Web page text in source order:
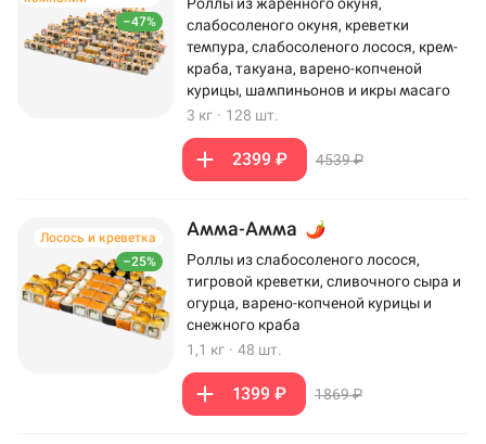
–47%
слабосоленого окуня, креветки
темпура, слабосоленого лосося, крем-
краба, такуана, варено-копченой
курицы, шампиньонов и икры масаго
3 кг · 128 шт.
2399 ₽ 4539 ₽
–25%
Лосось и креветка Амма-Амма
Роллы из слабосоленого лосося,
тигровой креветки, сливочного сыра и
огурца, варено-копченой курицы и
снежного краба
1,1 кг · 48 шт.
1399 ₽ 1869 ₽